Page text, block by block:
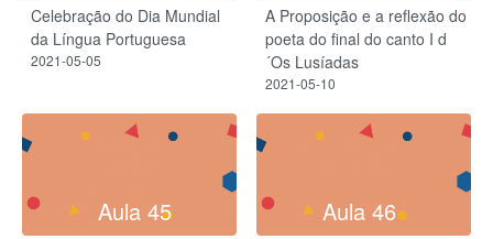
Celebração do Dia Mundial
da Língua Portuguesa
2021-05-05
A Proposição e a reflexão do
poeta do final do canto I d
´Os Lusíadas
2021-05-10
Aula 45 Aula 46